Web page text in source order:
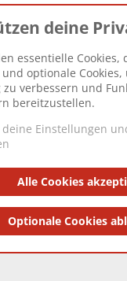
Datenschutzerklärung
XenForo® © 2010-2025
deine
essentielle Cookies,
optionale
verbessern und
bereitzustellen.
Einstellungen
Alle Cookies
Optionale Cookies